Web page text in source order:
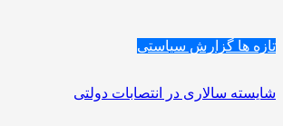
تازه ها گزارش سیاستی
شایسته سالاری در انتصابات دولتی